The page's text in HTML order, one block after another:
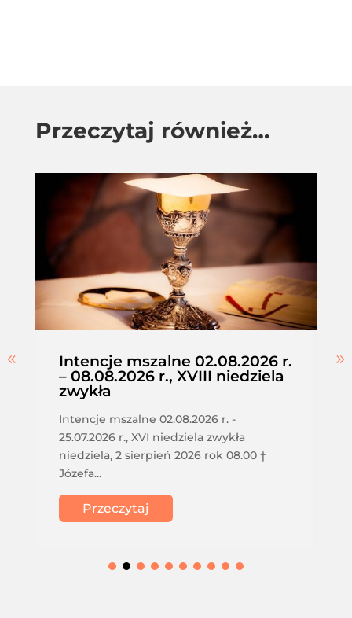
Przeczytaj również…
Intencje mszalne 02.08.2026 r.
– 08.08.2026 r., XVIII niedziela
zwykła
Intencje mszalne 02.08.2026 r. -
25.07.2026 r., XVI niedziela zwykła
niedziela, 2 sierpień 2026 rok 08.00 †
Józefa...
Przeczytaj